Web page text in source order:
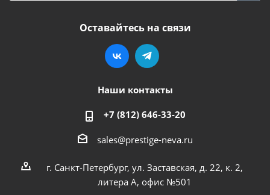
Оставайтесь на связи
Наши контакты
+7 (812) 646-33-20
sales@prestige-neva.ru
г. Санкт-Петербург, ул. Заставская, д. 22, к. 2,
литера А, офис №501